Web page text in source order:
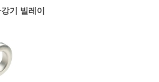
기 빌레이